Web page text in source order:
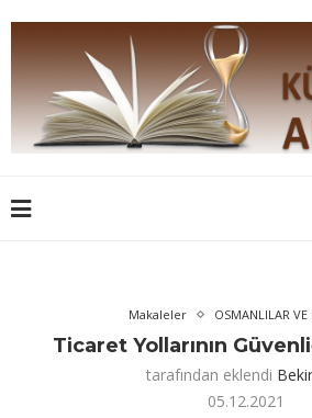
Makaleler OSMANLILAR VE
Ticaret Yollarının
tarafından eklendi
05.12.2021